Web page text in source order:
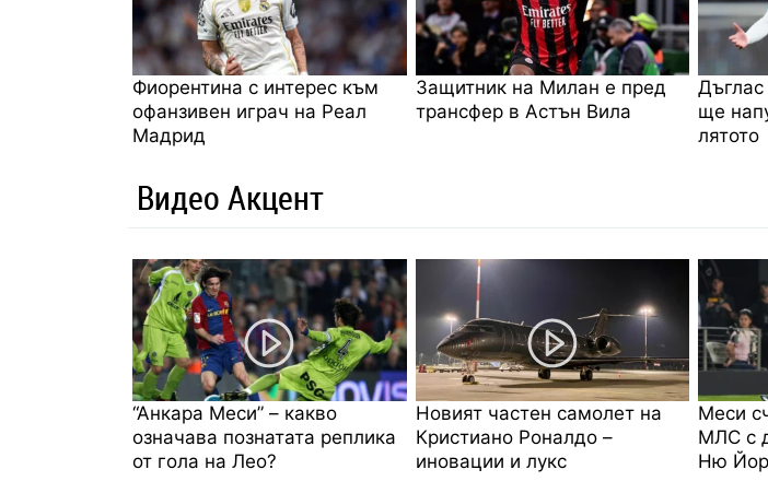
Фиорентина с интерес към
офанзивен играч на Реал
Мадрид
Защитник на Милан е пред
трансфер в Астън Вила
Дъглас
ще
лятото
Видео Акцент
“Анкара Меси” – какво
означава познатата реплика
от гола на Лео?
Новият частен самолет на
Кристиано Роналдо –
иновации и лукс
Меси
МЛС с
Ню